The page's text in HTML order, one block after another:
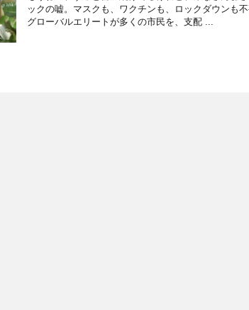
ックの嘘。マスクも、ワクチンも、ロックダウンも
グローバルエリートが多くの市民を、支配 ...